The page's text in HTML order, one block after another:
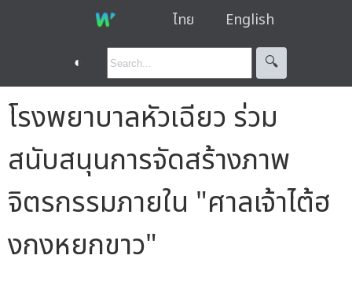
ไทย English
◐ 🔍︎
โรงพยาบาลหัวเฉียว ร่วม
สนับสนุนการจัดสร้างภาพ
จิตรกรรมภายใน "ศาลเจ้าไต้ฮ
งกงหยกขาว"